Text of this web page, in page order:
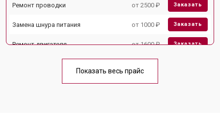
Ремонт проводки от 2500 ₽ Заказать
Замена шнура питания от 1000 ₽ Заказать
Ремонт двигателя от 1600 ₽ Заказать
от 1000 ₽
Показать весь прайс